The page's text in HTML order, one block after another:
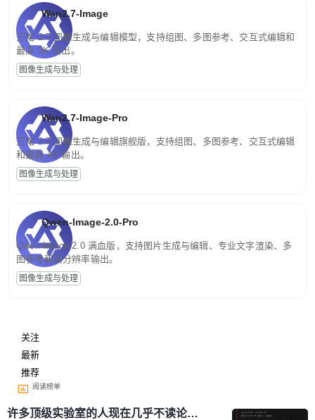
Wan2.7-Image
万相 2.7 图像生成与编辑模型，支持组图、多图参考、交互式编辑和
最高 2K 输出。
图像生成与处理
Wan2.7-Image-Pro
万相 2.7 图像生成与编辑旗舰版，支持组图、多图参考、交互式编辑
和最高 4K 输出。
图像生成与处理
Qwen-Image-2.0-Pro
Qwen-Image-2.0 满血版，支持图片生成与编辑、专业文字渲染、多
图参考和高分辨率输出。
图像生成与处理
关注
最新
推荐
阅读榜单
许多顶级实验室的人现在几乎不读论文